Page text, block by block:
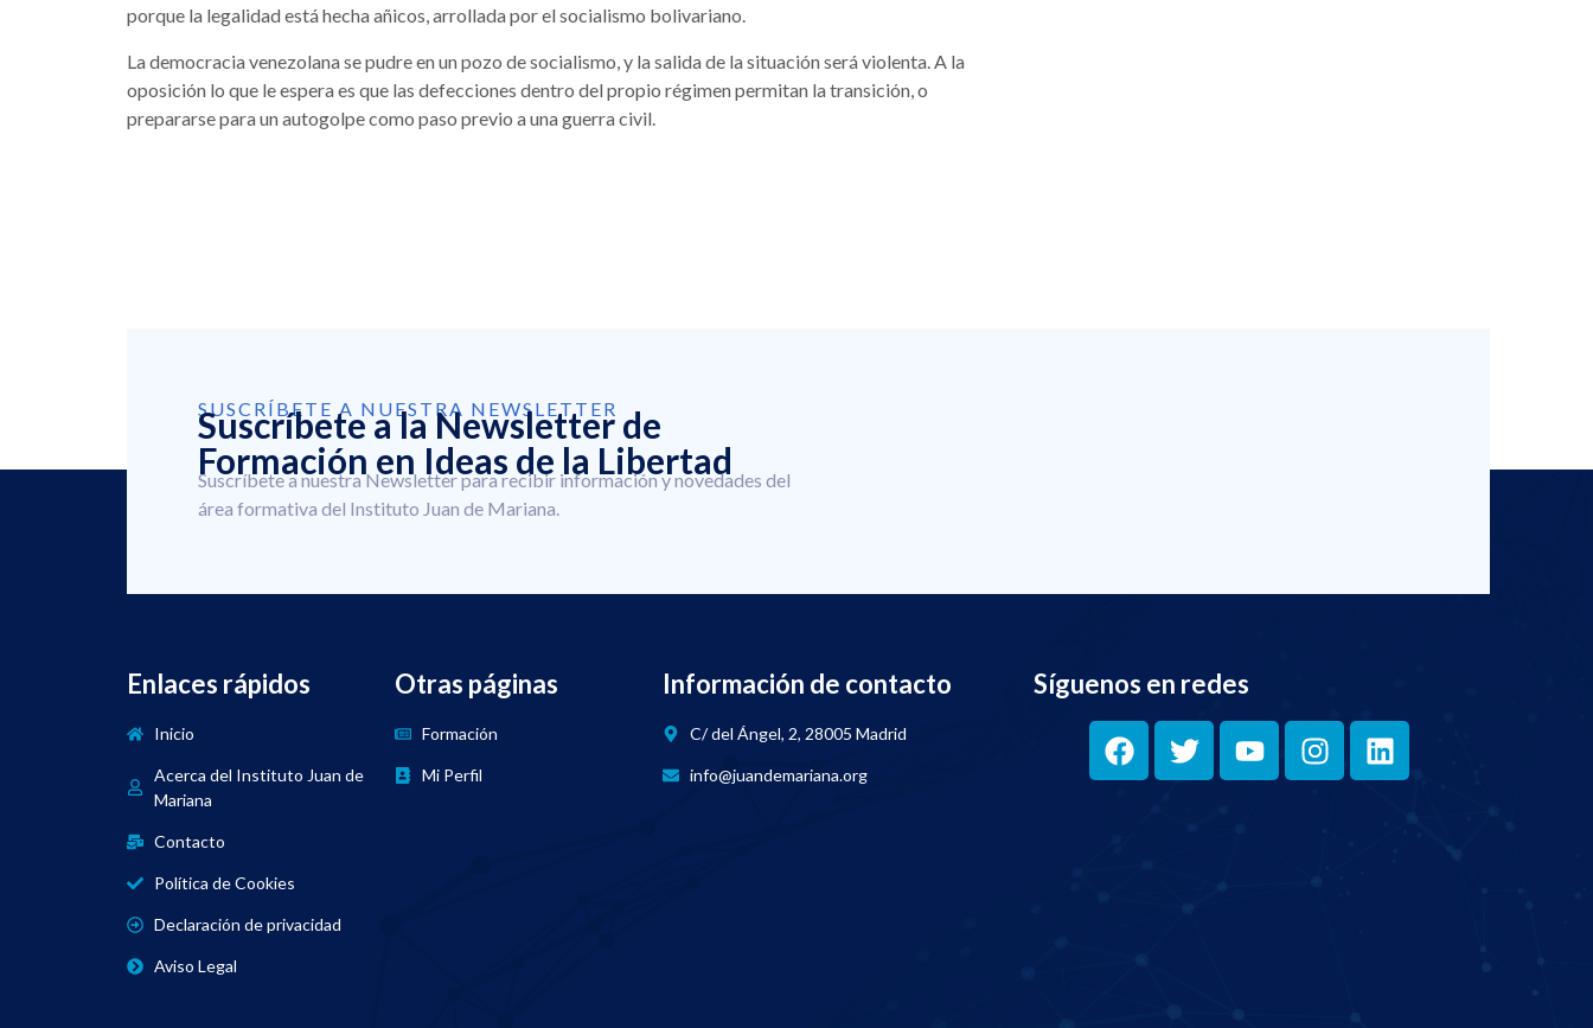
porque la legalidad está hecha añicos, arrollada por el socialismo bolivariano.
La democracia venezolana se pudre en un pozo de socialismo, y la salida de la situación será violenta. A la
oposición lo que le espera es que las defecciones dentro del propio régimen permitan la transición, o
prepararse para un autogolpe como paso previo a una guerra civil.
SUSCRÍBETE A NUESTRA NEWSLETTER
Suscríbete a la Newsletter de
Formación en Ideas de la Libertad
Suscríbete a nuestra Newsletter para recibir información y novedades del
área formativa del Instituto Juan de Mariana.
Enlaces rápidos
Inicio
Acerca del Instituto Juan de
Mariana
Contacto
Política de Cookies
Declaración de privacidad
Aviso Legal
Otras páginas
Formación
Mi Perfil
Información de contacto
C/ del Ángel, 2, 28005 Madrid
info@juandemariana.org
Síguenos en redes